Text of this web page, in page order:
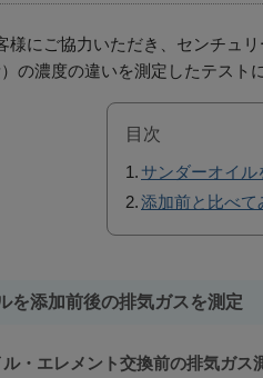
様にご協力いただき、センチュ
の濃度の違いを測定したテスト
目次
サンダーオイ
添加前と比べ
を添加前後の排気ガスを測定
・エレメント交換前の排気ガス